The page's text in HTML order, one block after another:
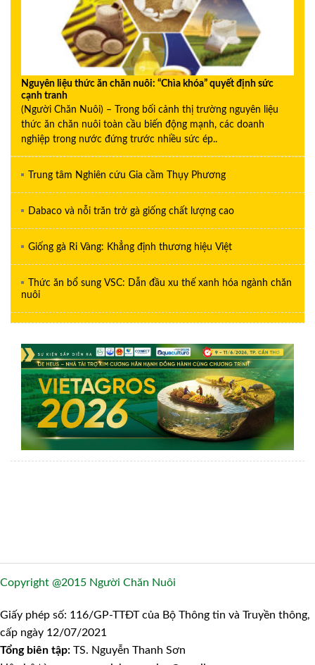
Nguyên liệu thức ăn chăn nuôi: “Chìa khóa” quyết định sức
cạnh tranh
(Người Chăn Nuôi) – Trong bối cảnh thị trường nguyên liệu
thức ăn chăn nuôi toàn cầu biến động mạnh, các doanh
nghiệp trong nước đứng trước nhiều sức ép..
Trung tâm Nghiên cứu Gia cầm Thụy Phương
Dabaco và nỗi trăn trở gà giống chất lượng cao
Giống gà Ri Vàng: Khẳng định thương hiệu Việt
Thức ăn bổ sung VSC: Dẫn đầu xu thế xanh hóa ngành chăn
nuôi
Copyright @2015 Người Chăn Nuôi
Giấy phép số: 116/GP-TTĐT của Bộ Thông tin và Truyền thông,
cấp ngày 12/07/2021
Tổng biên tập: TS. Nguyễn Thanh Sơn